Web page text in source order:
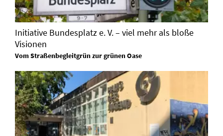
Initiative Bundesplatz e. V. – viel mehr als bloße
Visionen
Vom Straßenbegleitgrün zur grünen Oase